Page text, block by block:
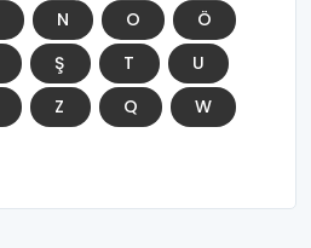
N O
Ö
Ş T
U
Z Q
W